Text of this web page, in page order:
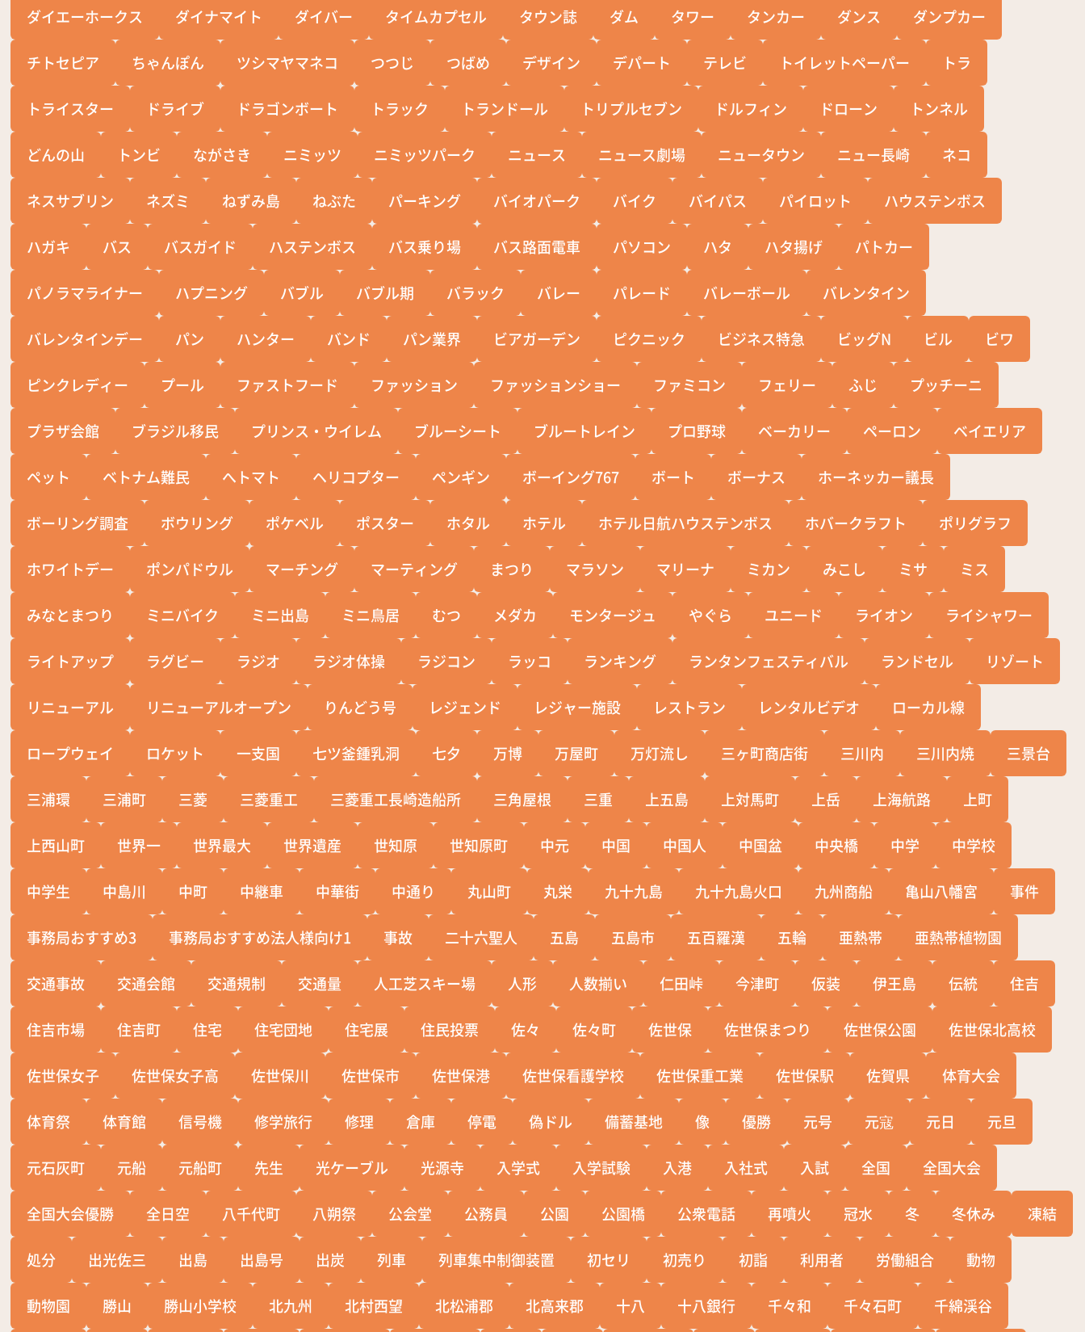
ダイエーホークス ダイナマイト ダイバー タイムカプセル タウン誌 ダム タワー タンカー ダンス ダンプカー
チトセピア ちゃんぽん ツシマヤマネコ つつじ つばめ デザイン デパート テレビ トイレットペーパー トラ
トライスター ドライブ ドラゴンボート トラック トランドール トリプルセブン ドルフィン ドローン トンネル
どんの山 トンビ ながさき ニミッツ ニミッツパーク ニュース ニュース劇場 ニュータウン ニュー長崎 ネコ
ネスサブリン ネズミ ねずみ島 ねぶた パーキング バイオパーク バイク バイパス パイロット ハウステンボス
ハガキ バス バスガイド ハステンボス バス乗り場 バス路面電車 パソコン ハタ ハタ揚げ パトカー
パノラマライナー ハプニング バブル バブル期 バラック バレー パレード バレーボール バレンタイン
バレンタインデー パン ハンター バンド パン業界 ビアガーデン ピクニック ビジネス特急 ビッグN ビル ビワ
ピンクレディー プール ファストフード ファッション ファッションショー ファミコン フェリー ふじ プッチーニ
プラザ会館 ブラジル移民 プリンス・ウイレム ブルーシート ブルートレイン プロ野球 ベーカリー ペーロン ベイエリア
ペット ベトナム難民 へトマト ヘリコプター ペンギン ボーイング767 ボート ボーナス ホーネッカー議長
ボーリング調査 ボウリング ポケベル ポスター ホタル ホテル ホテル日航ハウステンボス ホバークラフト ポリグラフ
ホワイトデー ポンパドウル マーチング マーティング まつり マラソン マリーナ ミカン みこし ミサ ミス
みなとまつり ミニバイク ミニ出島 ミニ鳥居 むつ メダカ モンタージュ やぐら ユニード ライオン ライシャワー
ライトアップ ラグビー ラジオ ラジオ体操 ラジコン ラッコ ランキング ランタンフェスティバル ランドセル リゾート
リニューアル リニューアルオープン りんどう号 レジェンド レジャー施設 レストラン レンタルビデオ ローカル線
ロープウェイ ロケット 一支国 七ツ釜鍾乳洞 七夕 万博 万屋町 万灯流し 三ヶ町商店街 三川内 三川内焼 三景台
三浦環 三浦町 三菱 三菱重工 三菱重工長崎造船所 三角屋根 三重 上五島 上対馬町 上岳 上海航路 上町
上西山町 世界一 世界最大 世界遺産 世知原 世知原町 中元 中国 中国人 中国盆 中央橋 中学 中学校
中学生 中島川 中町 中継車 中華街 中通り 丸山町 丸栄 九十九島 九十九島火口 九州商船 亀山八幡宮 事件
事務局おすすめ3 事務局おすすめ法人様向け1 事故 二十六聖人 五島 五島市 五百羅漢 五輪 亜熱帯 亜熱帯植物園
交通事故 交通会館 交通規制 交通量 人工芝スキー場 人形 人数揃い 仁田峠 今津町 仮装 伊王島 伝統 住吉
住吉市場 住吉町 住宅 住宅団地 住宅展 住民投票 佐々 佐々町 佐世保 佐世保まつり 佐世保公園 佐世保北高校
佐世保女子 佐世保女子高 佐世保川 佐世保市 佐世保港 佐世保看護学校 佐世保重工業 佐世保駅 佐賀県 体育大会
体育祭 体育館 信号機 修学旅行 修理 倉庫 停電 偽ドル 備蓄基地 像 優勝 元号 元寇 元日 元旦
元石灰町 元船 元船町 先生 光ケーブル 光源寺 入学式 入学試験 入港 入社式 入試 全国 全国大会
全国大会優勝 全日空 八千代町 八朔祭 公会堂 公務員 公園 公園橋 公衆電話 再噴火 冠水 冬 冬休み 凍結
処分 出光佐三 出島 出島号 出炭 列車 列車集中制御装置 初セリ 初売り 初詣 利用者 労働組合 動物
動物園 勝山 勝山小学校 北九州 北村西望 北松浦郡 北高来郡 十八 十八銀行 千々和 千々石町 千綿渓谷